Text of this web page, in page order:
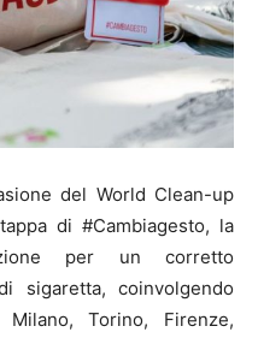
del World Clean-up
di #Cambiagesto, la
per un corretto
sigaretta, coinvolgendo
Torino, Firenze,